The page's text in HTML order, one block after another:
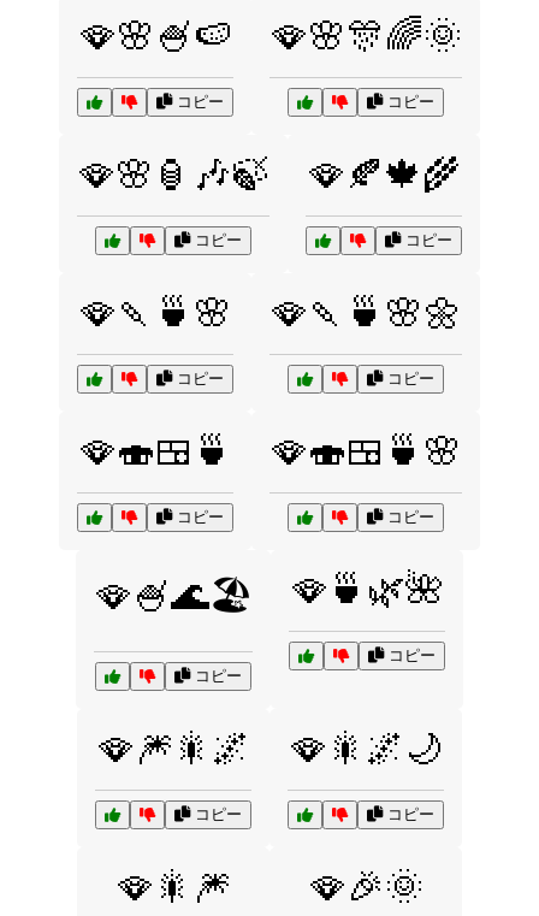
🪭🌸🍧🍉
コピー
🪭🌸🎊🌈🌞
コピー
🪭🌸🏮🎶🍃
コピー
🪭🍂🍁🌾
コピー
🪭🍡🍵🌸
コピー
🪭🍡🍵🌸🌼
コピー
🪭🍣🍱🍵
コピー
🪭🍣🍱🍵🌸
コピー
🪭🍧🌊🏖️
コピー
🪭🍵🌿🌺
コピー
🪭🎆🎇🌌
コピー
🪭🎇🌌🌙
コピー
🪭🎇🎆 🪭🎉🌞